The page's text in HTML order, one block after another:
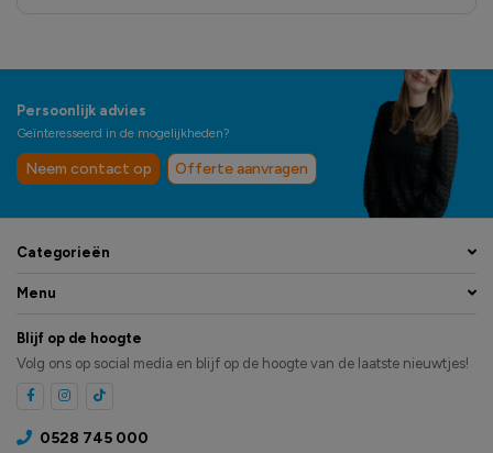
Persoonlijk advies
Geïnteresseerd in de mogelijkheden?
Neem contact op Offerte aanvragen
Categorieën
Menu
Blijf op de hoogte
Volg ons op social media en blijf op de hoogte van de laatste nieuwtjes!
0528 745 000